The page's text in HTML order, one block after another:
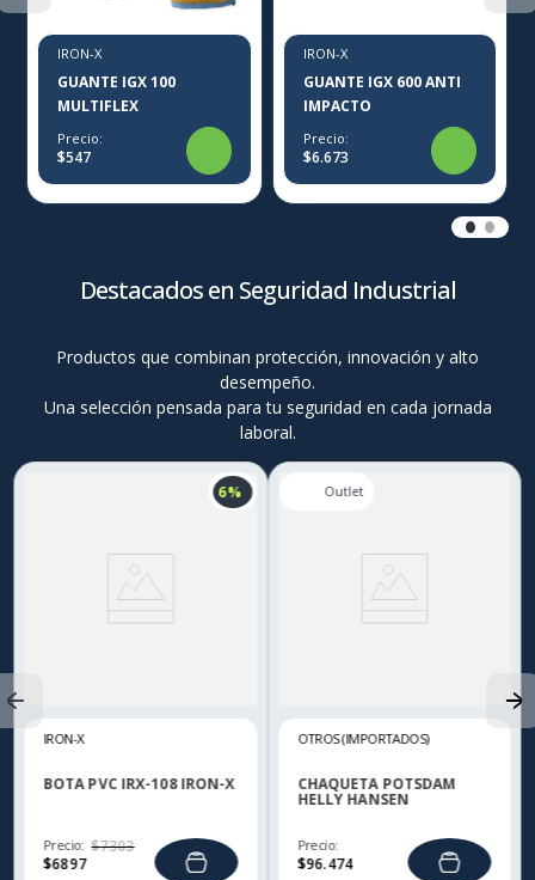
IRON-X
GUANTE IGX 100
MULTIFLEX
Precio:
$547
IRON-X
GUANTE IGX 600 ANTI
IMPACTO
Precio:
$6.673
Destacados en Seguridad Industrial
Productos que combinan protección, innovación y alto
desempeño.
Una selección pensada para tu seguridad en cada jornada
laboral.
6 %
IRON-X
BOTA PVC IRX-108 IRON-X
Precio:
$6897
$7303
OTROS (IMPORTADOS)
CHAQUETA POTSDAM
HELLY HANSEN
Precio:
$96.474